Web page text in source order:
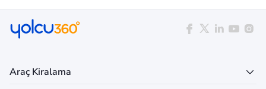
Araç Kiralama